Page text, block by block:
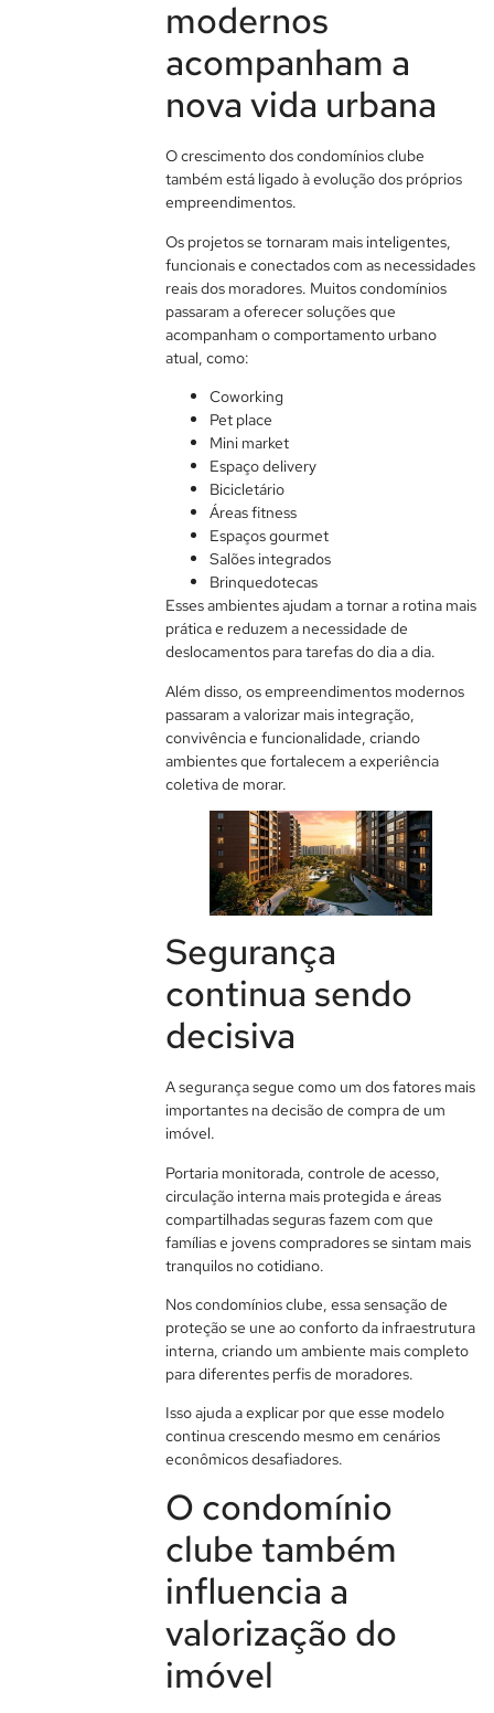
modernos
acompanham a
nova vida urbana
O crescimento dos condomínios clube
também está ligado à evolução dos próprios
empreendimentos.
Os projetos se tornaram mais inteligentes,
funcionais e conectados com as necessidades
reais dos moradores. Muitos condomínios
passaram a oferecer soluções que
acompanham o comportamento urbano
atual, como:
Coworking
Pet place
Mini market
Espaço delivery
Bicicletário
Áreas fitness
Espaços gourmet
Salões integrados
Brinquedotecas
Esses ambientes ajudam a tornar a rotina mais
prática e reduzem a necessidade de
deslocamentos para tarefas do dia a dia.
Além disso, os empreendimentos modernos
passaram a valorizar mais integração,
convivência e funcionalidade, criando
ambientes que fortalecem a experiência
coletiva de morar.
Segurança
continua sendo
decisiva
A segurança segue como um dos fatores mais
importantes na decisão de compra de um
imóvel.
Portaria monitorada, controle de acesso,
circulação interna mais protegida e áreas
compartilhadas seguras fazem com que
famílias e jovens compradores se sintam mais
tranquilos no cotidiano.
Nos condomínios clube, essa sensação de
proteção se une ao conforto da infraestrutura
interna, criando um ambiente mais completo
para diferentes perfis de moradores.
Isso ajuda a explicar por que esse modelo
continua crescendo mesmo em cenários
econômicos desafiadores.
O condomínio
clube também
influencia a
valorização do
imóvel